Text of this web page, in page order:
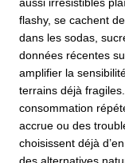
flashy, se cachent
dans les sodas,
données récentes
amplifier la
terrains déjà
consommation
accrue ou des
choisissent déjà